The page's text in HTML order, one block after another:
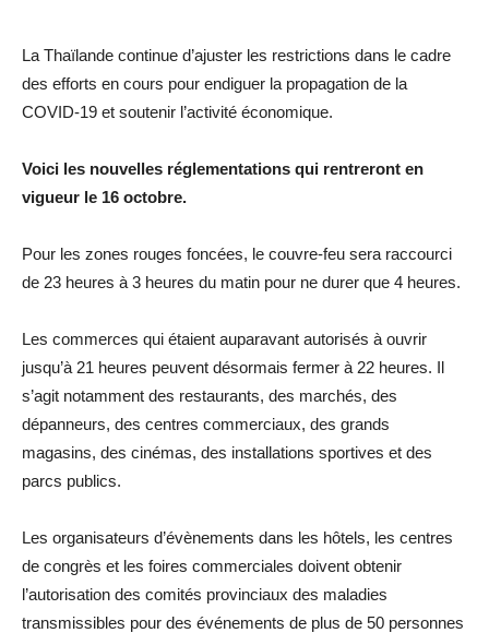
La Thaïlande continue d’ajuster les restrictions dans le cadre
des efforts en cours pour endiguer la propagation de la
COVID-19 et soutenir l’activité économique.
Voici les nouvelles réglementations qui rentreront en
vigueur le 16 octobre.
Pour les zones rouges foncées, le couvre-feu sera raccourci
de 23 heures à 3 heures du matin pour ne durer que 4 heures.
Les commerces qui étaient auparavant autorisés à ouvrir
jusqu’à 21 heures peuvent désormais fermer à 22 heures. Il
s’agit notamment des restaurants, des marchés, des
dépanneurs, des centres commerciaux, des grands
magasins, des cinémas, des installations sportives et des
parcs publics.
Les organisateurs d’évènements dans les hôtels, les centres
de congrès et les foires commerciales doivent obtenir
l’autorisation des comités provinciaux des maladies
transmissibles pour des événements de plus de 50 personnes